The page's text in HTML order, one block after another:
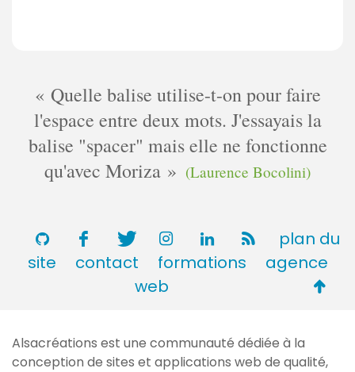
Quelle balise utilise-t-on pour faire
l'espace entre deux mots. J'essayais la
balise "spacer" mais elle ne fonctionne
qu'avec Moriza
(Laurence Bocolini)
plan du
site
contact formations
agence
web
de
Alsacréations est une communauté dédiée à la
conception de sites et applications web de qualité,